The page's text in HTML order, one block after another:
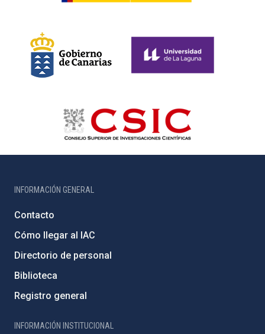
INFORMACIÓN GENERAL
Contacto
Cómo llegar al IAC
Directorio de personal
Biblioteca
Registro general
INFORMACIÓN INSTITUCIONAL